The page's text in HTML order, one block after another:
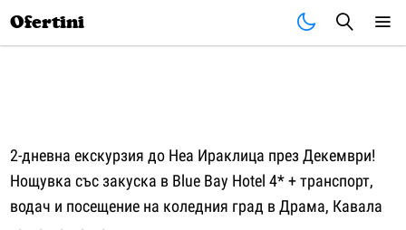
Ofertini
2-дневна екскурзия до Неа Ираклица през Декември!
Нощувка със закуска в Blue Bay Hotel 4* + транспорт,
водач и посещение на коледния град в Драма, Кавала